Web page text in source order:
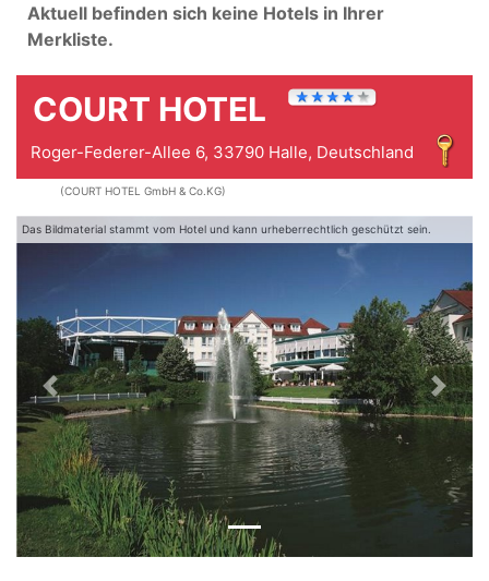
Aktuell befinden sich keine Hotels in Ihrer
Merkliste.
COURT HOTEL
Roger-Federer-Allee 6, 33790 Halle, Deutschland
(COURT HOTEL GmbH & Co.KG)
Das Bildmaterial stammt vom Hotel und kann urheberrechtlich geschützt sein.
Zurück